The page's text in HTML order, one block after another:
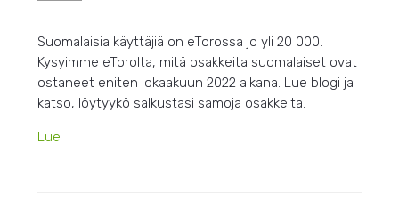
Suomalaisia käyttäjiä on eTorossa jo yli 20 000.
Kysyimme eTorolta, mitä osakkeita suomalaiset ovat
ostaneet eniten lokaakuun 2022 aikana. Lue blogi ja
katso, löytyykö salkustasi samoja osakkeita.
Lue